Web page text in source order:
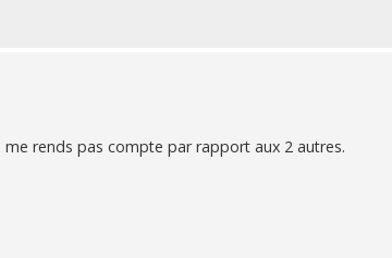
rends pas compte par rapport aux 2 autres.